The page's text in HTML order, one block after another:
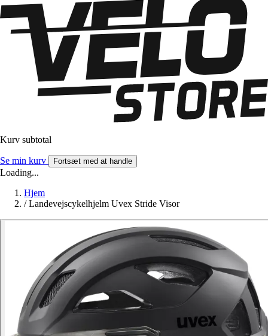
Kurv subtotal
Se min kurv Fortsæt med at handle
Loading...
Hjem
/ Landevejscykelhjelm Uvex Stride Visor